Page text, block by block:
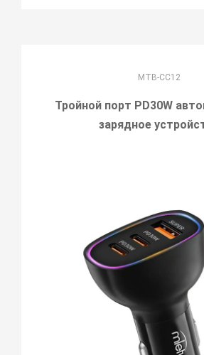
MTB-CC12
Тройной порт PD30W
зарядное